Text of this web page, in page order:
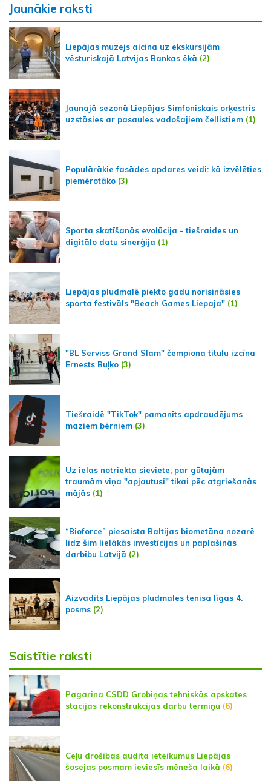
Jaunākie raksti
Liepājas muzejs aicina uz ekskursijām
vēsturiskajā Latvijas Bankas ēkā (2)
Jaunajā sezonā Liepājas Simfoniskais orķestris
uzstāsies ar pasaules vadošajiem čellistiem (1)
Populārākie fasādes apdares veidi: kā izvēlēties
piemērotāko (3)
Sporta skatīšanās evolūcija - tiešraides un
digitālo datu sinerģija (1)
Liepājas pludmalē piekto gadu norisināsies
sporta festivāls "Beach Games Liepaja" (1)
"BL Serviss Grand Slam" čempiona titulu izcīna
Ernests Buļko (3)
Tiešraidē "TikTok" pamanīts apdraudējums
maziem bērniem (3)
Uz ielas notriekta sieviete; par gūtajām
traumām viņa "apjautusi" tikai pēc atgriešanās
mājās (1)
“Bioforce” piesaista Baltijas biometāna nozarē
līdz šim lielākās investīcijas un paplašinās
darbību Latvijā (2)
Aizvadīts Liepājas pludmales tenisa līgas 4.
posms (2)
Saistītie raksti
Pagarina CSDD Grobiņas tehniskās apskates
stacijas rekonstrukcijas darbu termiņu (6)
Ceļu drošības audita ieteikumus Liepājas
šosejas posmam ieviesīs mēneša laikā (6)